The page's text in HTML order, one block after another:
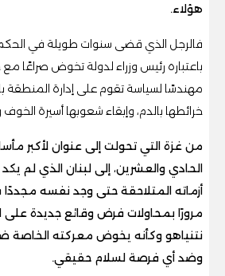
هؤلاء.
فالرجل الذي قضى سنوات طويلة في الحكم
باعتباره رئيس وزراء لدولة تخوض صراعًا مع
مهندسًا لسياسة تقوم على إدارة المنطقة
خرائطها بالدم، وإبقاء شعوبها أسيرة الخوف
من غزة التي تحولت إلى عنوان لأكبر
الحادي والعشرين، إلى لبنان الذي لم
أزماته المتلاحقة حتى وجد نفسه مجددًا
مرورًا بمحاولات فرض وقائع جديدة على
نتنياهو وكأنه يخوض معركته الخاصة
وضد أي فرصة لسلام حقيقي.